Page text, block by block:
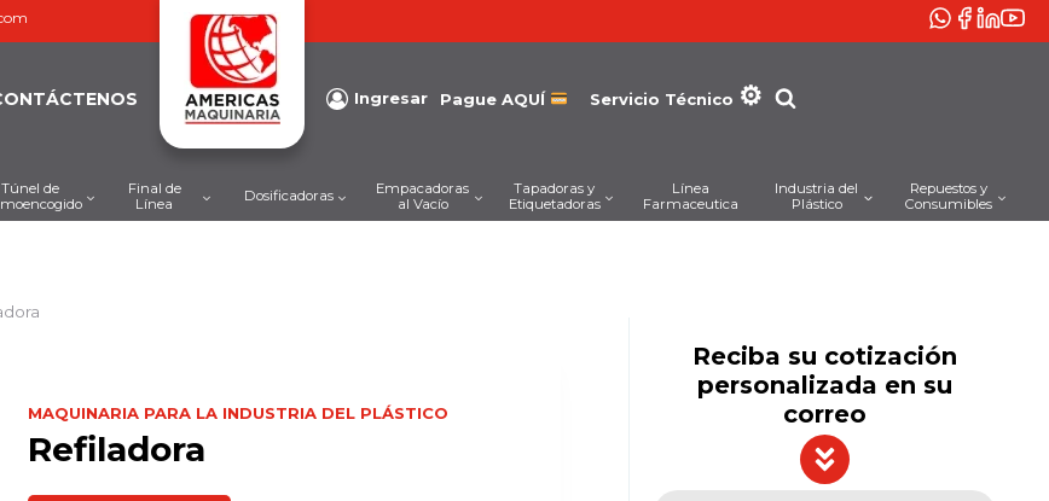
Ingresar Pague AQUÍ Servicio Técnico
Túnel de
Final de
Línea
Dosificadoras
Empacadoras
al Vacío
Tapadoras y
Etiquetadoras
Línea
Farmaceutica
Industria del
Plástico
Repuestos y
Consumibles
MAQUINARIA PARA LA INDUSTRIA DEL PLÁSTICO
Refiladora
Reciba su cotización
personalizada en su
correo